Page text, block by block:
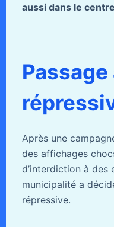
aussi dans le
Après une
des affichages
d’interdiction à des
municipalité a
répressive.